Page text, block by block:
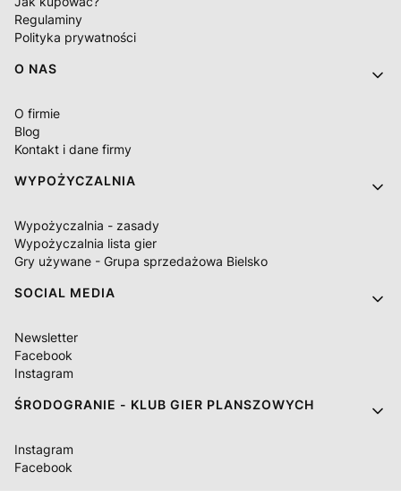
Regulaminy
Polityka prywatności
O NAS
O firmie
Blog
Kontakt i dane firmy
WYPOŻYCZALNIA
Wypożyczalnia - zasady
Wypożyczalnia lista gier
Gry używane - Grupa sprzedażowa Bielsko
SOCIAL MEDIA
Newsletter
Facebook
Instagram
ŚRODOGRANIE - KLUB GIER PLANSZOWYCH
Instagram
Facebook